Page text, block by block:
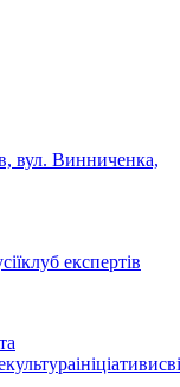
вул. Винниченка,
клуб експертів
культураініціативи